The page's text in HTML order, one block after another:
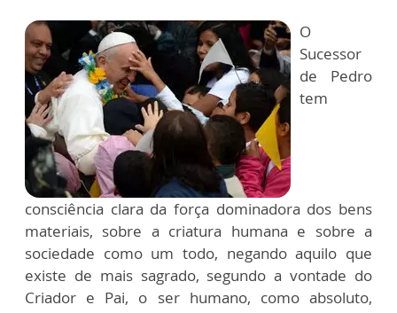
O
Sucessor
de Pedro
tem
consciência clara da força dominadora dos bens
materiais, sobre a criatura humana e sobre a
sociedade como um todo, negando aquilo que
existe de mais sagrado, segundo a vontade do
Criador e Pai, o ser humano, como absoluto,